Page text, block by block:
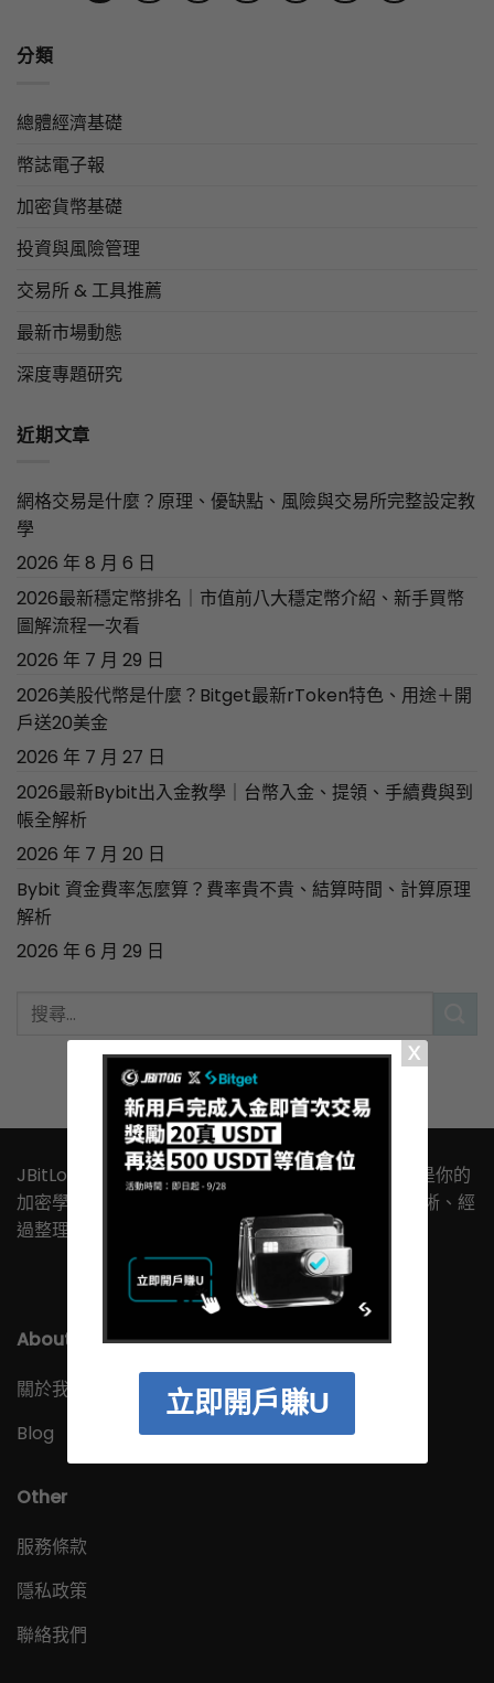
立即開戶賺U
分類
總體經濟基礎
幣誌電子報
加密貨幣基礎
投資與風險管理
交易所 & 工具推薦
最新市場動態
深度專題研究
近期文章
網格交易是什麼？原理、優缺點、風險與交易所完整設定教
學
2026 年 8 月 6 日
2026最新穩定幣排名｜市值前八大穩定幣介紹、新手買幣
圖解流程一次看
2026 年 7 月 29 日
2026美股代幣是什麼？Bitget最新rToken特色、用途＋開
戶送20美金
2026 年 7 月 27 日
2026最新Bybit出入金教學｜台幣入金、提領、手續費與到
帳全解析
2026 年 7 月 20 日
Bybit 資金費率怎麼算？費率貴不貴、結算時間、計算原理
解析
2026 年 6 月 29 日
JBitLog 幣誌，寫給剛開始想懂加密貨幣的人。這裡是你的
加密學習起點，沒有難懂的行話或術語，只有邏輯清晰、經
過整理的實用內容，幫你安心踏出第一步。
About
關於我們
Blog
Other
服務條款
隱私政策
聯絡我們